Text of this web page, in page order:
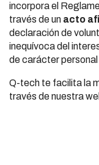
incorpora el
través de un acto
declaración de
inequívoca del
de carácter
Q-tech te facilita la
través de nuestra